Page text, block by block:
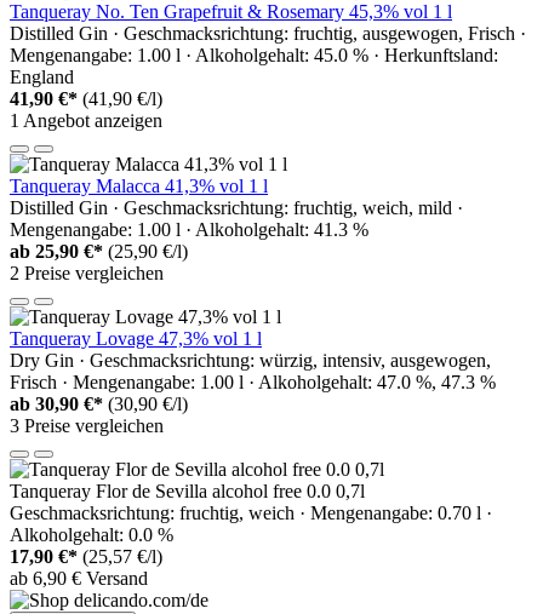
Tanqueray No. Ten Grapefruit & Rosemary 45,3% vol 1 l
Distilled Gin · Geschmacksrichtung: fruchtig, ausgewogen, Frisch ·
Mengenangabe: 1.00 l · Alkoholgehalt: 45.0 % · Herkunftsland:
England
41,90 €* (41,90 €/l)
1 Angebot anzeigen
Tanqueray Malacca 41,3% vol 1 l
Distilled Gin · Geschmacksrichtung: fruchtig, weich, mild ·
Mengenangabe: 1.00 l · Alkoholgehalt: 41.3 %
ab 25,90 €* (25,90 €/l)
2 Preise vergleichen
Tanqueray Lovage 47,3% vol 1 l
Dry Gin · Geschmacksrichtung: würzig, intensiv, ausgewogen,
Frisch · Mengenangabe: 1.00 l · Alkoholgehalt: 47.0 %, 47.3 %
ab 30,90 €* (30,90 €/l)
3 Preise vergleichen
Tanqueray Flor de Sevilla alcohol free 0.0 0,7l
Geschmacksrichtung: fruchtig, weich · Mengenangabe: 0.70 l ·
Alkoholgehalt: 0.0 %
17,90 €* (25,57 €/l)
ab 6,90 € Versand